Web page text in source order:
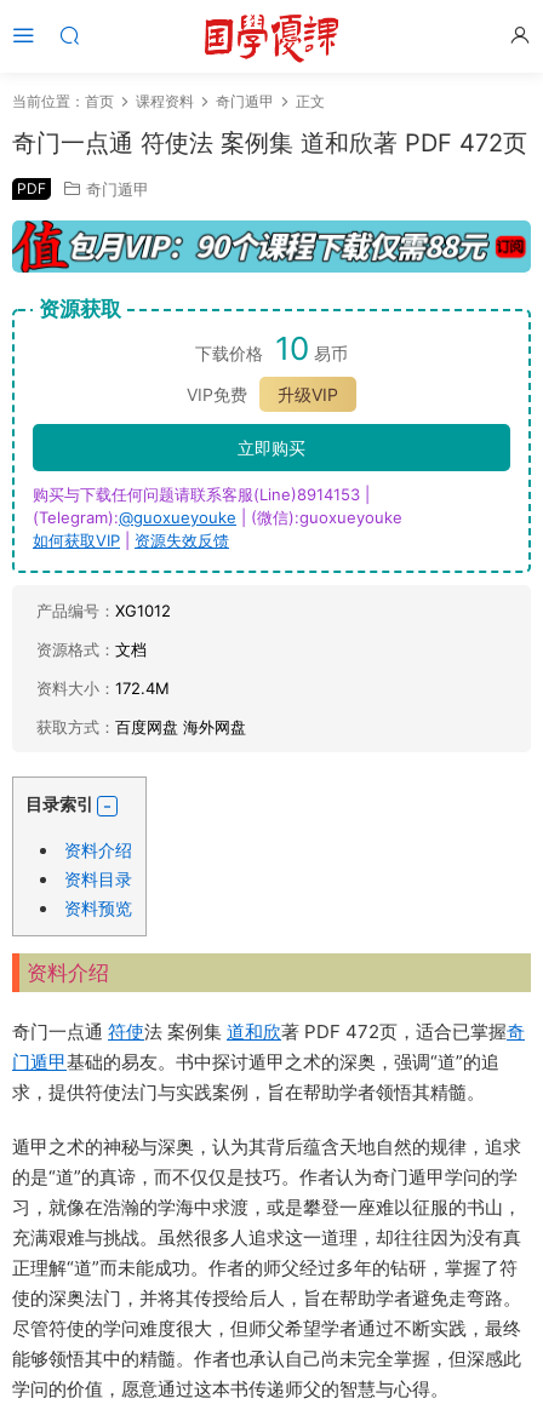
当前位置： 首页 课程资料 奇门遁甲 正文
奇门一点通 符使法 案例集 道和欣著 PDF 472页
PDF 奇门遁甲
资源获取
下载价格 10 易币
VIP免费
升级VIP
立即购买
购买与下载任何问题请联系客服(Line)8914153 |
(Telegram):@guoxueyouke | (微信):guoxueyouke
如何获取VIP
资源失效反馈
产品编号： XG1012
资源格式： 文档
资料大小： 172.4M
获取方式： 百度网盘 海外网盘
目录索引
资料介绍
资料目录
资料预览
资料介绍
奇门一点通 符使法 案例集 道和欣著 PDF 472页，适合已掌握奇
门遁甲基础的易友。书中探讨遁甲之术的深奥，强调“道”的追
求，提供符使法门与实践案例，旨在帮助学者领悟其精髓。
遁甲之术的神秘与深奥，认为其背后蕴含天地自然的规律，追求
的是“道”的真谛，而不仅仅是技巧。作者认为奇门遁甲学问的学
习，就像在浩瀚的学海中求渡，或是攀登一座难以征服的书山，
充满艰难与挑战。虽然很多人追求这一道理，却往往因为没有真
正理解“道”而未能成功。作者的师父经过多年的钻研，掌握了符
使的深奥法门，并将其传授给后人，旨在帮助学者避免走弯路。
尽管符使的学问难度很大，但师父希望学者通过不断实践，最终
能够领悟其中的精髓。作者也承认自己尚未完全掌握，但深感此
学问的价值，愿意通过这本书传递师父的智慧与心得。